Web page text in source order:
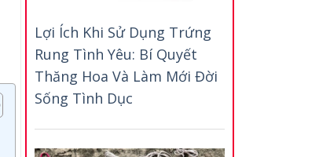
Lợi Ích Khi Sử Dụng Trứng
Rung Tình Yêu: Bí Quyết
Thăng Hoa Và Làm Mới Đời
Sống Tình Dục